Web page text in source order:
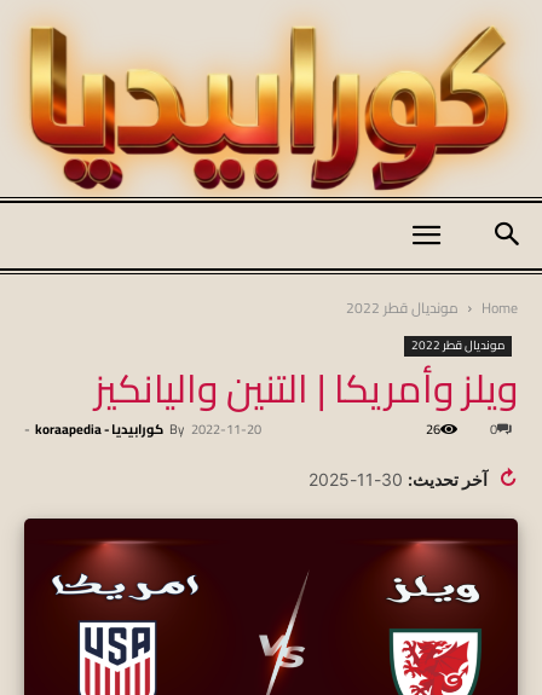
Home مونديال قطر 2022
مونديال قطر 2022
ويلز وأمريكا | التنين واليانكيز
By كورابيديا - koraapedia - 2022-11-20 0
26
↻ آخر تحديث: 30-11-2025